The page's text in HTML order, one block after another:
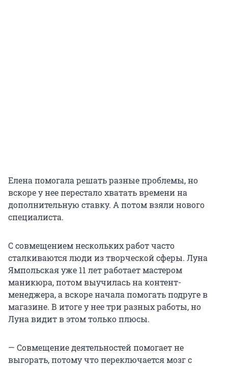
Елена помогала решать разные проблемы, но
вскоре у нее перестало хватать времени на
дополнительную ставку. А потом взяли нового
специалиста.
С совмещением нескольких работ часто
сталкиваются люди из творческой сферы. Луна
Ямпольская уже 11 лет работает мастером
маникюра, потом выучилась на контент-
менеджера, а вскоре начала помогать подруге в
магазине. В итоге у нее три разных работы, но
Луна видит в этом только плюсы.
— Совмещение деятельностей помогает не
выгорать, потому что переключается мозг с